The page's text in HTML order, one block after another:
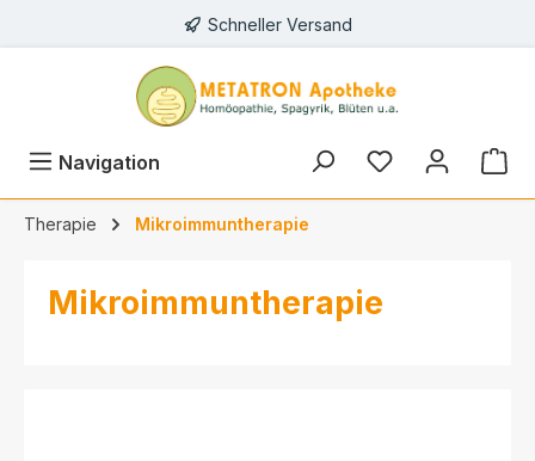
Schneller Versand
Navigation Du hast 0
Therapie Mikroimmuntherapie
Mikroimmuntherapie